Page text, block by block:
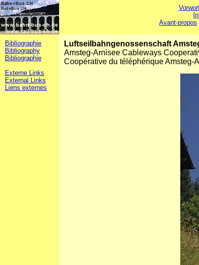
Avant-propos
Bibliographie
Bibliography
Bibliographie
Externe Links
External Links
Liens externes
Luftseilbahngenossenschaft
Amsteg-Arnisee Cableways
Coopérative du téléphérique Amsteg-